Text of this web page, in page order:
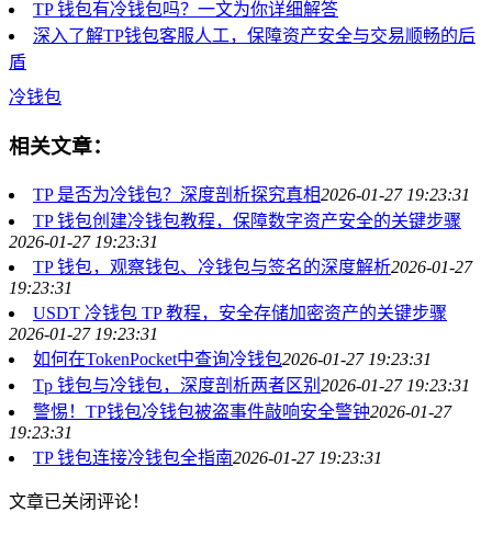
TP 钱包有冷钱包吗？一文为你详细解答
深入了解TP钱包客服人工，保障资产安全与交易顺畅的后
盾
冷钱包
相关文章：
TP 是否为冷钱包？深度剖析探究真相2026-01-27 19:23:31
TP 钱包创建冷钱包教程，保障数字资产安全的关键步骤
2026-01-27 19:23:31
TP 钱包，观察钱包、冷钱包与签名的深度解析2026-01-27
19:23:31
USDT 冷钱包 TP 教程，安全存储加密资产的关键步骤
2026-01-27 19:23:31
如何在TokenPocket中查询冷钱包2026-01-27 19:23:31
Tp 钱包与冷钱包，深度剖析两者区别 2026-01-27 19:23:31
警惕！TP钱包冷钱包被盗事件敲响安全警钟2026-01-27
19:23:31
TP 钱包连接冷钱包全指南2026-01-27 19:23:31
文章已关闭评论！